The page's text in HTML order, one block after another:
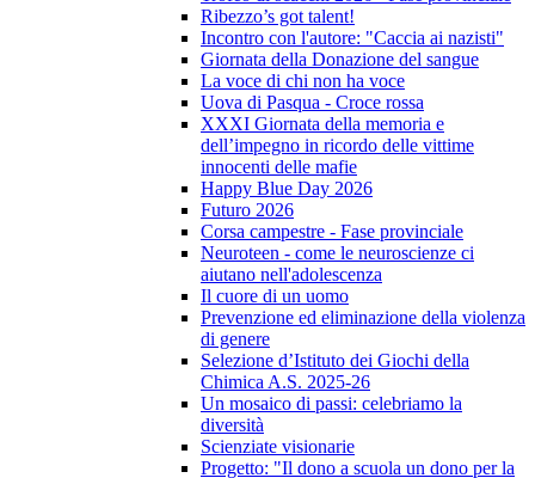
Ribezzo’s got talent!
Incontro con l'autore: "Caccia ai nazisti"
Giornata della Donazione del sangue
La voce di chi non ha voce
Uova di Pasqua - Croce rossa
XXXI Giornata della memoria e
dell’impegno in ricordo delle vittime
innocenti delle mafie
Happy Blue Day 2026
Futuro 2026
Corsa campestre - Fase provinciale
Neuroteen - come le neuroscienze ci
aiutano nell'adolescenza
Il cuore di un uomo
Prevenzione ed eliminazione della violenza
di genere
Selezione d’Istituto dei Giochi della
Chimica A.S. 2025-26
Un mosaico di passi: celebriamo la
diversità
Scienziate visionarie
Progetto: "Il dono a scuola un dono per la